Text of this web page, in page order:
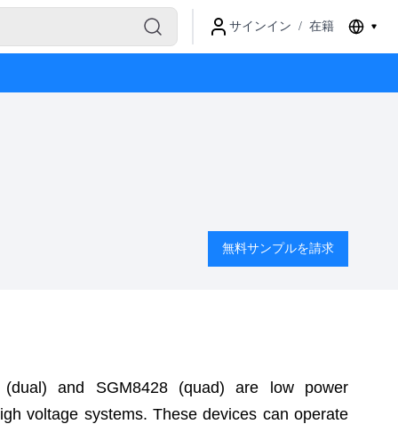
サインイン / 在籍
無料サンプルを請求
and SGM8428 (quad) are low power
voltage systems. These devices can operate